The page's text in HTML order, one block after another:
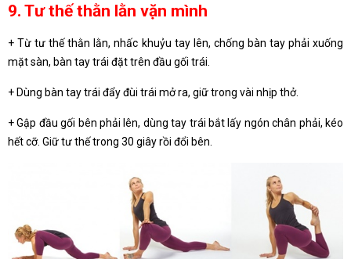
9. Tư thế thằn lằn vặn mình
+ Từ tư thế thằn lằn, nhấc khuỷu tay lên, chống bàn tay phải xuống
mặt sàn, bàn tay trái đặt trên đầu gối trái.
+ Dùng bàn tay trái đẩy đùi trái mở ra, giữ trong vài nhịp thở.
+ Gập đầu gối bên phải lên, dùng tay trái bắt lấy ngón chân phải, kéo
hết cỡ. Giữ tư thế trong 30 giây rồi đổi bên.